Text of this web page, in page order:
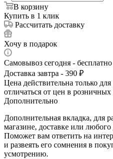
В корзину
Купить в 1 клик
Рассчитать доставку
Хочу в подарок
Самовывоз сегодня - бесплатно
Доставка завтра - 390 ₽
Цена действительна только
отличаться от цен в розничных
Дополнительно
Дополнительная вкладка, для
магазине, доставке или
Поможет вам ответить на
и развеять его сомнения в
усмотрению.